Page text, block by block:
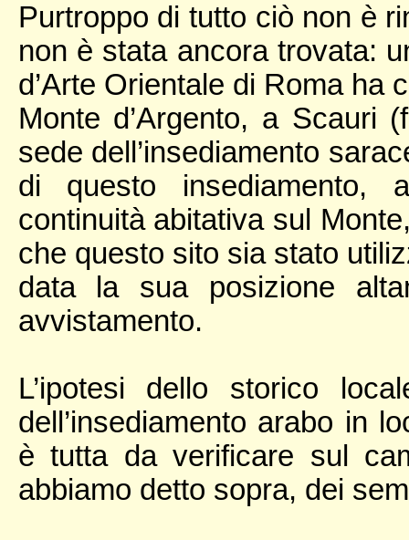
Purtroppo di tutto ciò non è
non è stata ancora trovata:
d’Arte Orientale di Roma ha
Monte d’Argento, a Scauri
sede dell’insediamento
di questo insediamento,
continuità abitativa sul
che questo sito sia stato
data la sua posizione
avvistamento.
L’ipotesi dello storico
dell’insediamento arabo in
è tutta da verificare sul
abbiamo detto sopra, dei